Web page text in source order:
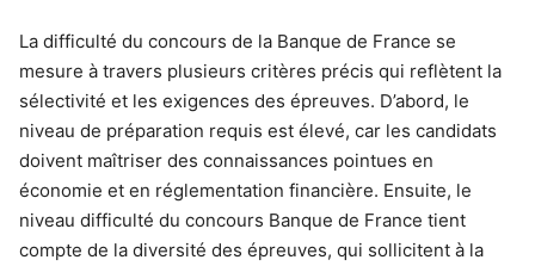
La difficulté du concours de la Banque de France se
mesure à travers plusieurs critères précis qui reflètent la
sélectivité et les exigences des épreuves. D’abord, le
niveau de préparation requis est élevé, car les candidats
doivent maîtriser des connaissances pointues en
économie et en réglementation financière. Ensuite, le
niveau difficulté du concours Banque de France tient
compte de la diversité des épreuves, qui sollicitent à la